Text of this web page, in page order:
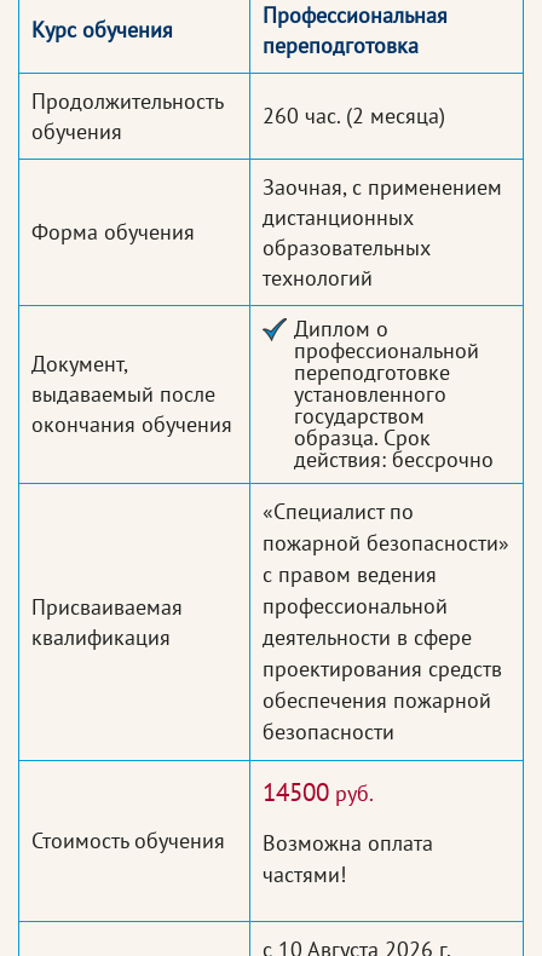
Курс обучения
Профессиональная
переподготовка
Продолжительность
обучения
260 час. (2 месяца)
Форма обучения
Заочная, с применением
дистанционных
образовательных
технологий
Документ,
выдаваемый после
окончания обучения
Диплом о
профессиональной
переподготовке
установленного
государством
образца. Срок
действия: бессрочно
Присваиваемая
квалификация
«Специалист по
пожарной безопасности»
с правом ведения
профессиональной
деятельности в сфере
проектирования средств
обеспечения пожарной
безопасности
Стоимость обучения
14500 руб.
Возможна оплата
частями!
с 10 Августа 2026 г.